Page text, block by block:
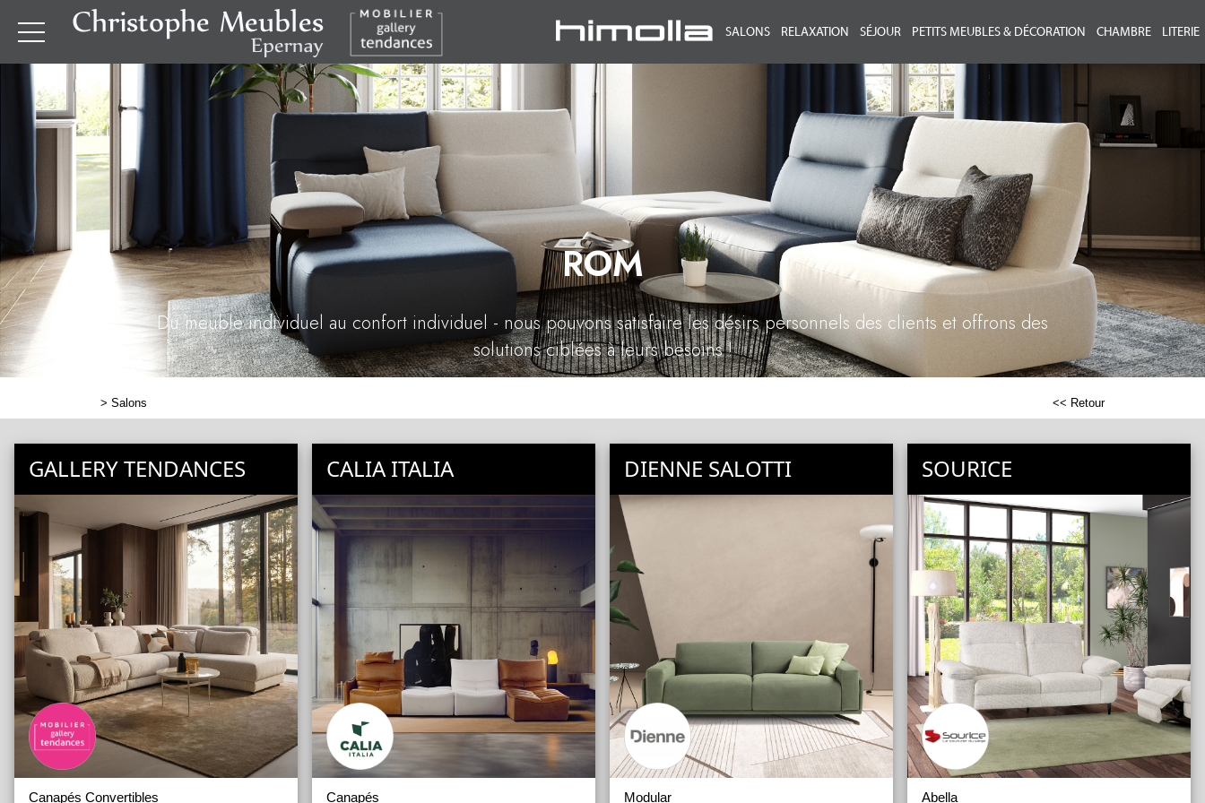
SALONS RELAXATION SÉJOUR PETITS MEUBLES & DÉCORATION CHAMBRE LITERIE
ROM
Du meuble individuel au confort individuel - nous pouvons satisfaire les désirs personnels des clients et offrons des
solutions ciblées à leurs besoins !
> Salons << Retour
GALLERY TENDANCES
Canapés Convertibles
CALIA ITALIA
Canapés
DIENNE SALOTTI
Modular
SOURICE
Abella